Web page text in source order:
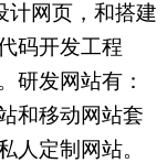
计网页，和搭建
码开发工程
研发网站有：
和移动网站套
人定制网站。